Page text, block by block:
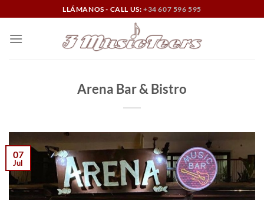
al
contenido
LLÁMANOS - CALL US: +34 607 596 595
Arena Bar & Bistro
07
Jul